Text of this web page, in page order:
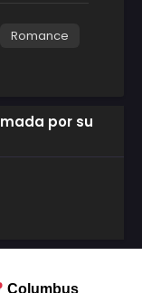
Romance
por su
Columbus